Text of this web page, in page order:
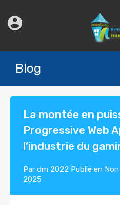
Blog
La montée en
Progressive Web
l’industrie du
Par dm 2022 Publié en
2025